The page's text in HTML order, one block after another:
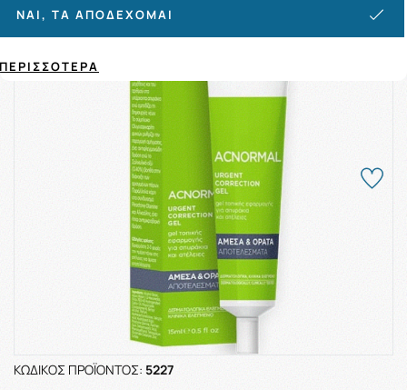
ΚΩΔΙΚΌΣ ΠΡΟΪΌΝΤΟΣ: 5227
ΝΑΙ, ΤΑ ΑΠΟΔΈΧΟΜΑΙ
ΠΕΡΙΣΣΌΤΕΡΑ